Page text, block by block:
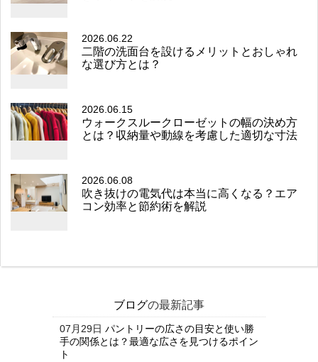
2026.06.22
二階の洗面台を設けるメリットとおしゃれ
な選び方とは？
2026.06.15
ウォークスルークローゼットの幅の決め方
とは？収納量や動線を考慮した適切な寸法
2026.06.08
吹き抜けの電気代は本当に高くなる？エア
コン効率と節約術を解説
ブログの最新記事
07月29日 パントリーの広さの目安と使い勝
手の関係とは？最適な広さを見つけるポイン
ト